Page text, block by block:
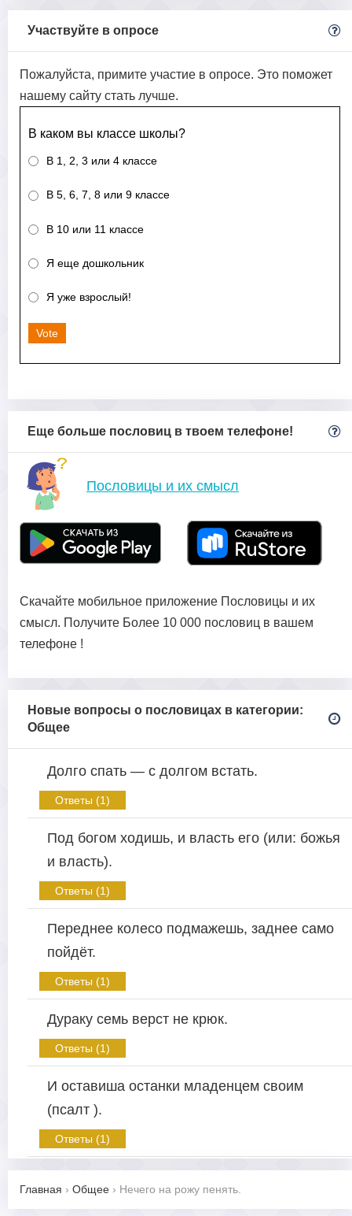
Участвуйте в опросе
Пожалуйста, примите участие в опросе. Это поможет
нашему сайту стать лучше.
В каком вы классе школы?
В 1, 2, 3 или 4 классе
В 5, 6, 7, 8 или 9 классе
В 10 или 11 классе
Я еще дошкольник
Я уже взрослый!
Vote
Еще больше пословиц в твоем телефоне!
Пословицы и их смысл
Скачайте мобильное приложение Пословицы и их
смысл. Получите Более 10 000 пословиц в вашем
телефоне !
Новые вопросы о пословицах в категории:
Общее
Долго спать — с долгом встать.
Ответы (1)
Под богом ходишь, и власть его (или: божья
и власть).
Ответы (1)
Переднее колесо подмажешь, заднее само
пойдёт.
Ответы (1)
Дураку семь верст не крюк.
Ответы (1)
И оставиша останки младенцем своим
(псалт ).
Ответы (1)
Главная › Общее › Нечего на рожу пенять.